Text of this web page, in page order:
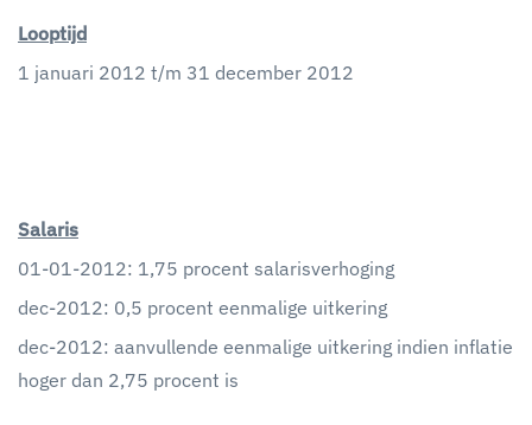
Looptijd
1 januari 2012 t/m 31 december 2012
Salaris
01-01-2012: 1,75 procent salarisverhoging
dec-2012: 0,5 procent eenmalige uitkering
dec-2012: aanvullende eenmalige uitkering indien inflatie
hoger dan 2,75 procent is